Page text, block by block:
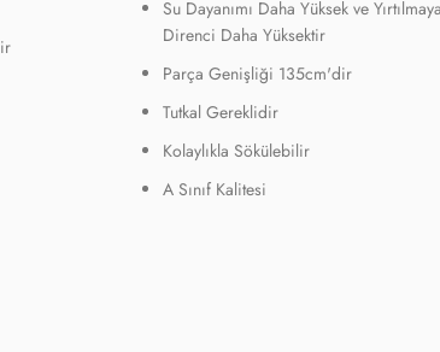
Su Dayanımı Daha Yüksek ve Yırtılmaya
Direnci Daha Yüksektir
Parça Genişliği 135cm'dir
Tutkal Gereklidir
Kolaylıkla Sökülebilir
A Sınıf Kalitesi